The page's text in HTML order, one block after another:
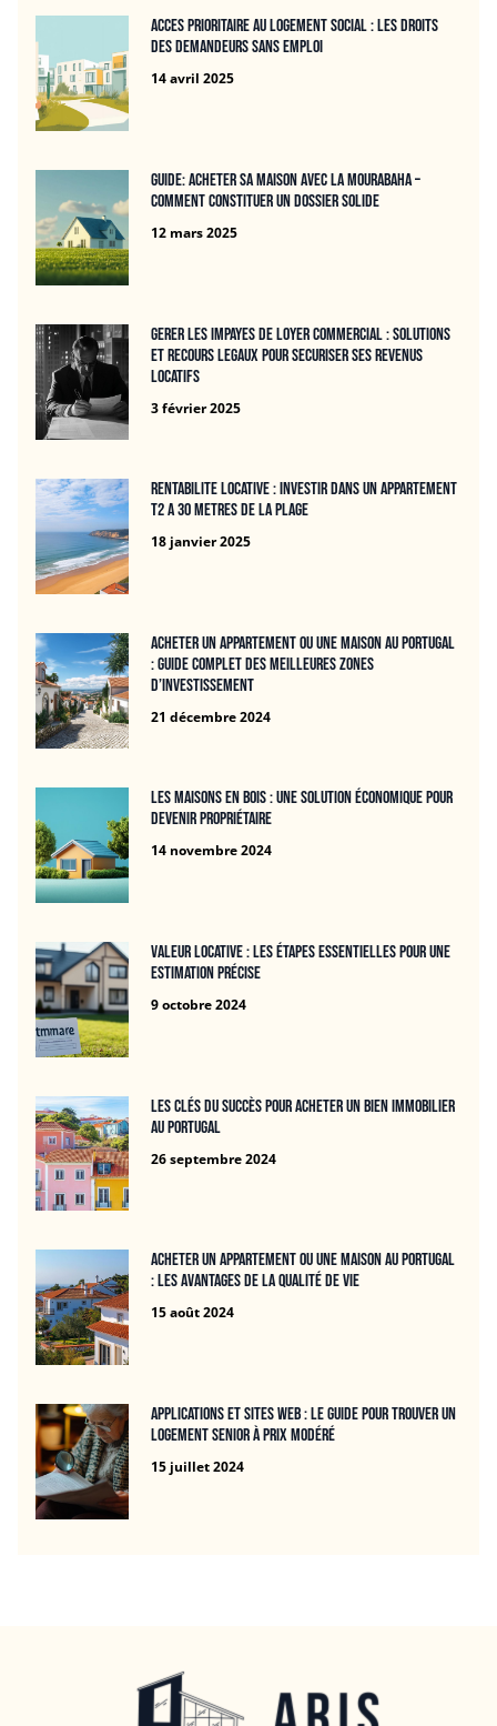
Acces prioritaire au logement social : les droits
des demandeurs sans emploi
14 avril 2025
Guide: Acheter sa maison avec la mourabaha –
Comment constituer un dossier solide
12 mars 2025
Gerer les impayes de loyer commercial : solutions
et recours legaux pour securiser ses revenus
locatifs
3 février 2025
Rentabilite locative : Investir dans un APPARTEMENT
T2 A 30 METRES DE LA PLAGE
18 janvier 2025
Acheter un appartement ou une maison au Portugal
: guide complet des meilleures zones
d’investissement
21 décembre 2024
Les maisons en bois : une solution économique pour
devenir propriétaire
14 novembre 2024
Valeur locative : Les étapes essentielles pour une
estimation précise
9 octobre 2024
Les clés du succès pour acheter un bien immobilier
au Portugal
26 septembre 2024
Acheter un appartement ou une maison au Portugal
: les avantages de la qualité de vie
15 août 2024
Applications et Sites Web : Le Guide Pour Trouver un
Logement Senior à Prix Modéré
15 juillet 2024